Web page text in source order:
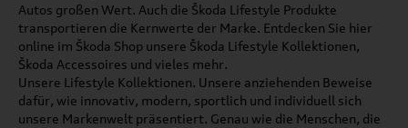
Autos großen Wert. Auch die Škoda Lifestyle Produkte
transportieren die Kernwerte der Marke. Entdecken Sie hier
online im Škoda Shop unsere Škoda Lifestyle Kollektionen,
Škoda Accessoires und vieles mehr.
Unsere Lifestyle Kollektionen. Unsere anziehenden Beweise
dafür, wie innovativ, modern, sportlich und individuell sich
unsere Markenwelt präsentiert. Genau wie die Menschen, die